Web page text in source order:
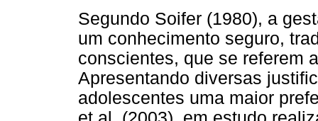
Segundo Soifer (1980), a
um conhecimento seguro,
conscientes, que se referem
Apresentando diversas
adolescentes uma maior